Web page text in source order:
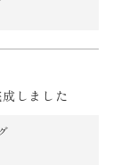
しました